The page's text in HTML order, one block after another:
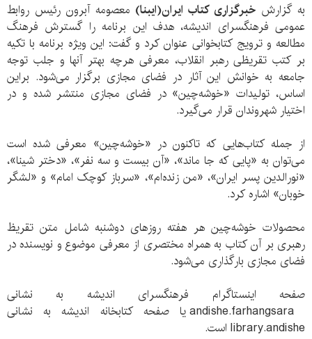
به گزارش خبرگزاری کتاب ایران(ایبنا) معصومه آبرون رئیس روابط
عمومی فرهنگسرای اندیشه، هدف این برنامه را گسترش فرهنگ
مطالعه و ترویج کتابخوانی عنوان کرد و گفت: این ویژه برنامه با تکیه
بر کتب تقریظی رهبر انقلاب، معرفی هرچه بهتر آنها و جلب توجه
جامعه به خوانش این آثار در فضای مجازی برگزار می‌شود. براین
اساس، تولیدات «خوشه‌چین» در فضای مجازی منتشر شده و در
اختیار شهروندان قرار می‌گیرد.
از جمله کتاب‌هایی که تاکنون در «خوشه‌چین» معرفی شده است
می‌توان به «پایی که جا ماند»، «آن بیست و سه نفر»، «دختر شینا»،
«نورالدین پسر ایران»، «من زنده‌ام»، «سرباز کوچک امام» و «لشگر
خوبان» اشاره کرد.
محصولات خوشه‌چین هر هفته روزهای دوشنبه شامل متن تقریظ
رهبری بر آن کتاب به همراه مختصری از معرفی موضوع و نویسنده در
فضای مجازی بارگذاری می‌شود.
صفحه اینستاگرام فرهنگسرای اندیشه به نشانی
andishe.farhangsara یا صفحه کتابخانه اندیشه به نشانی
library.andishe است.